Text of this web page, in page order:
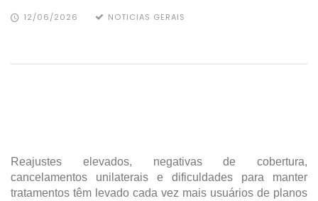
12/06/2026 NOTICIAS GERAIS
Reajustes elevados, negativas de cobertura,
cancelamentos unilaterais e dificuldades para manter
tratamentos têm levado cada vez mais usuários de planos